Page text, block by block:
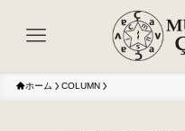
ホーム COLUMN